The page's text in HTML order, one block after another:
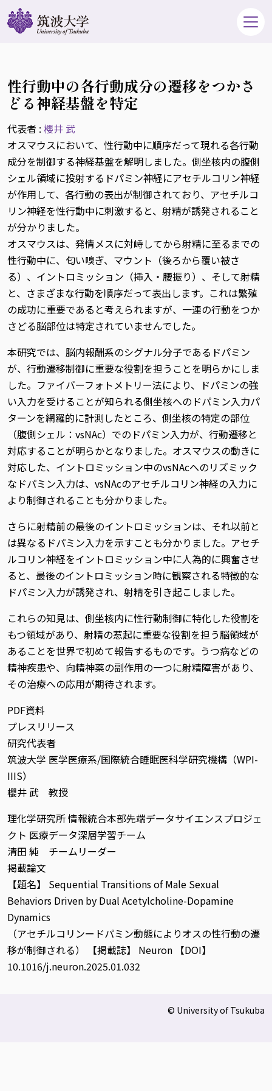
性行動中の各行動成分の遷移をつかさ
どる神経基盤を特定
代表者 : 櫻井 武
オスマウスにおいて、性行動中に順序だって現れる各行動
成分を制御する神経基盤を解明しました。側坐核内の腹側
シェル領域に投射するドパミン神経にアセチルコリン神経
が作用して、各行動の表出が制御されており、アセチルコ
リン神経を性行動中に刺激すると、射精が誘発されること
が分かりました。
オスマウスは、発情メスに対峙してから射精に至るまでの
性行動中に、匂い嗅ぎ、マウント（後ろから覆い被さ
る）、イントロミッション（挿入・腰振り）、そして射精
と、さまざまな行動を順序だって表出します。これは繁殖
の成功に重要であると考えられますが、一連の行動をつか
さどる脳部位は特定されていませんでした。
本研究では、脳内報酬系のシグナル分子であるドパミン
が、行動遷移制御に重要な役割を担うことを明らかにしま
した。ファイバーフォトメトリー法により、ドパミンの強
い入力を受けることが知られる側坐核へのドパミン入力パ
ターンを網羅的に計測したところ、側坐核の特定の部位
（腹側シェル：vsNAc）でのドパミン入力が、行動遷移と
対応することが明らかとなりました。オスマウスの動きに
対応した、イントロミッション中のvsNAcへのリズミック
なドパミン入力は、vsNAcのアセチルコリン神経の入力に
より制御されることも分かりました。
さらに射精前の最後のイントロミッションは、それ以前と
は異なるドパミン入力を示すことも分かりました。アセチ
ルコリン神経をイントロミッション中に人為的に興奮させ
ると、最後のイントロミッション時に観察される特徴的な
ドパミン入力が誘発され、射精を引き起こしました。
これらの知見は、側坐核内に性行動制御に特化した役割を
もつ領域があり、射精の惹起に重要な役割を担う脳領域が
あることを世界で初めて報告するものです。うつ病などの
精神疾患や、向精神薬の副作用の一つに射精障害があり、
その治療への応用が期待されます。
PDF資料
プレスリリース
研究代表者
筑波⼤学 医学医療系/国際統合睡眠医科学研究機構（WPI-
IIIS）
櫻井 武 教授
理化学研究所 情報統合本部先端データサイエンスプロジェ
クト 医療データ深層学習チーム
清田 純 チームリーダー
掲載論文
【題名】 Sequential Transitions of Male Sexual
Behaviors Driven by Dual Acetylcholine-Dopamine
Dynamics
（アセチルコリンードパミン動態によりオスの性行動の遷
移が制御される） 【掲載誌】 Neuron 【DOI】
10.1016/j.neuron.2025.01.032
© University of Tsukuba